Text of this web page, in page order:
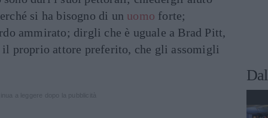
si ha bisogno di un uomo forte;
ammirato; dirgli che è uguale a Brad Pitt,
proprio attore preferito, che gli assomigli